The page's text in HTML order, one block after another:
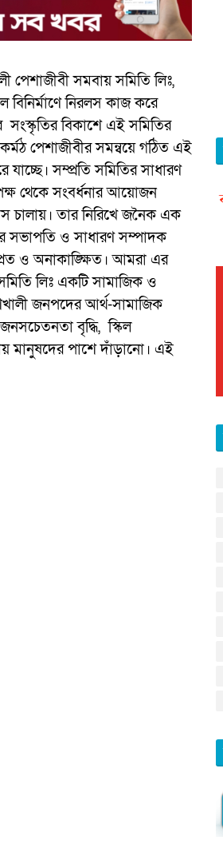
পেশাজীবী সমবায় সমিতি লিঃ,
বিনির্মাণে নিরলস কাজ করে
সংস্কৃতির বিকাশে এই সমিতির
পেশাজীবীর সমন্বয়ে গঠিত এই
সম্প্রতি সমিতির সাধারণ
থেকে সংবর্ধনার আয়োজন
চালায়। তার নিরিখে জনৈক এক
সভাপতি ও সাধারণ সম্পাদক
ও অনাকাঙ্ক্ষিত। আমরা এর
লিঃ একটি সামাজিক ও
জনপদের আর্থ-সামাজিক
বৃদ্ধি, স্কিল
মানুষদের পাশে দাঁড়ানো। এই